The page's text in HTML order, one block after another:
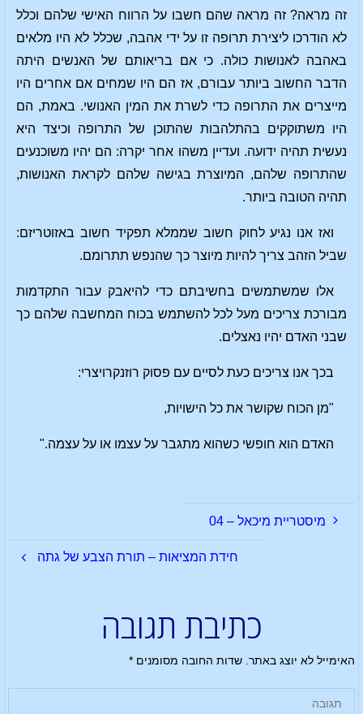
זה מראה? זה מראה שהם חשבו על הרווח האישי שלהם וכלל
לא הודרכו ליצירת תרופה זו על ידי אהבה, שכלל לא היו מלאים
באהבה לאנושות כולה. כי אם בריאותם של האנשים היתה
הדבר החשוב ביותר עבורם, אז הם היו שמחים אם אחרים היו
מייצרים את התרופה כדי לשרת את המין האנושי. באמת, הם
היו משתוקקים בהתלהבות שהתוכן של התרופה וכיצד היא
נעשית תהיה ידועה. ועדיין משהו אחר יקרה: הם יהיו משוכנעים
שהתרופה שלהם, המיוצרת בגישה שלהם לקראת האנושות,
תהיה הטובה ביותר.
ואז אנו נגיע לחוק חשוב שממלא תפקיד חשוב באזוטריזם:
שביל הזהב צריך להיות מיוצר כך שהנפש תתרומם.
אלו שמשתמשים בחשיבתם כדי להיאבק עבור התקדמות
מבורכת צריכים מעל לכל להשתמש בכוח המחשבה שלהם כך
שבני האדם יהיו נאצלים.
בכך אנו צריכים כעת לסיים עם פסוק רוזנקרויצרי:
"מן הכוח שקושר את כל הישויות,
האדם הוא חופשי כשהוא מתגבר על עצמו או על עצמה."
מיסטריית מיכאל – 04
חידת המציאות – תורת הצבע של גתה
כתיבת תגובה
האימייל לא יוצג באתר. שדות החובה מסומנים*